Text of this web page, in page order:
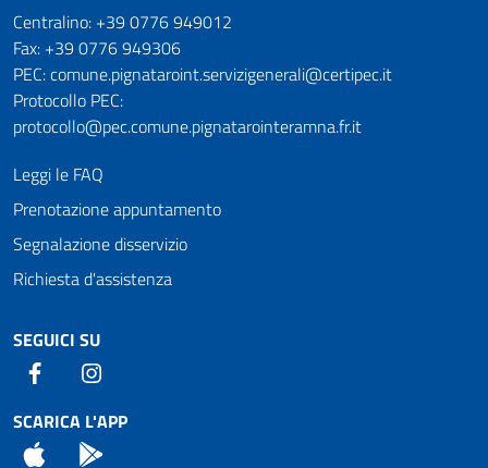
Numeri utili
Centralino: +39 0776 949012
Fax: +39 0776 949306
PEC: comune.pignataroint.servizigenerali@certipec.it
Protocollo PEC:
protocollo@pec.comune.pignatarointeramna.fr.it
Leggi le FAQ
Prenotazione appuntamento
Segnalazione disservizio
Richiesta d'assistenza
SEGUICI SU
Facebook
SCARICA L'APP
App Store